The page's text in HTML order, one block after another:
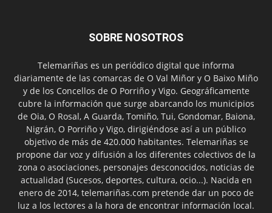
SOBRE NOSOTROS
Telemariñas es un periódico digital que informa
diariamente de las comarcas de O Val Miñor y O Baixo Miño
y de los Concellos de O Porriño y Vigo. Geográficamente
cubre la información que surge abarcando los municipios
de Oia, O Rosal, A Guarda, Tomiño, Tui, Gondomar, Baiona,
Nigrán, O Porriño y Vigo, dirigiéndose así a un público
objetivo de más de 420.000 habitantes. Telemariñas se
propone dar voz y difusión a los diferentes colectivos de la
zona o asociaciones, personajes desconocidos, noticias de
actualidad (Sucesos, deportes, cultura, ocio...). Nacida en
enero de 2014, telemariñas.com pretende dar un poco de
luz a los lectores a la hora de encontrar información local.